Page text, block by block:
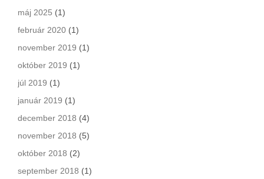
máj 2025 (1)
február 2020 (1)
november 2019 (1)
október 2019 (1)
júl 2019 (1)
január 2019 (1)
december 2018 (4)
november 2018 (5)
október 2018 (2)
september 2018 (1)